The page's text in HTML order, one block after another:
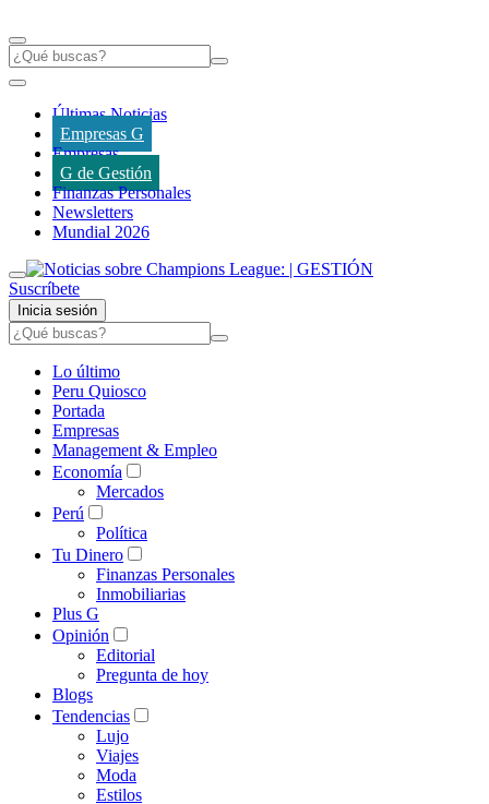
Últimas Noticias
Empresas G
Empresas
G de Gestión
Finanzas Personales
Newsletters
Mundial 2026
Suscríbete
Inicia sesión
Lo último
Peru Quiosco
Portada
Empresas
Management & Empleo
Economía
Mercados
Perú
Política
Tu Dinero
Finanzas Personales
Inmobiliarias
Plus G
Opinión
Editorial
Pregunta de hoy
Blogs
Tendencias
Lujo
Viajes
Moda
Estilos